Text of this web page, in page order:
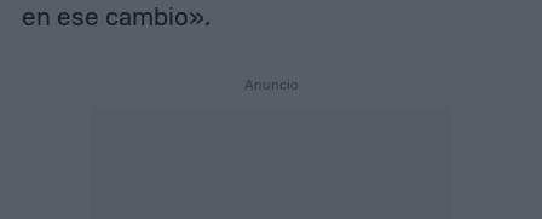
en ese cambio».